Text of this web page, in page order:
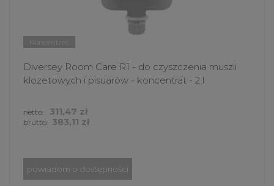
Koncentrat
Diversey Room Care R1 - do czyszczenia muszli
klozetowych i pisuarów - koncentrat - 2 l
brutto: 383,11 zł
netto: 311,47 zł
powiadom o dostępności